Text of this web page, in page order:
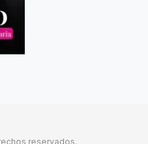
reservados.